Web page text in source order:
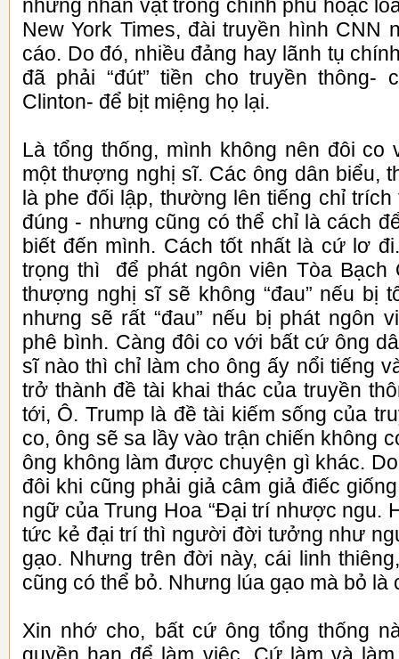
những nhân vật trong chính phủ hoặc
New York Times, đài truyền hình CNN
cáo. Do đó, nhiều đảng hay lãnh tụ
đã phải “đút” tiền cho truyền thông-
Clinton- để bịt miệng họ lại.
Là tổng thống, mình không nên đôi
một thượng nghị sĩ. Các ông dân biểu,
là phe đối lập, thường lên tiếng chỉ
đúng - nhưng cũng có thể chỉ là cách
biết đến mình. Cách tốt nhất là cứ lơ
trọng thì để phát ngôn viên Tòa Bạch
thượng nghị sĩ sẽ không “đau” nếu bị
nhưng sẽ rất “đau” nếu bị phát ngôn
phê bình. Càng đôi co với bất cứ ông
sĩ nào thì chỉ làm cho ông ấy nổi tiếng
trở thành đề tài khai thác của truyền
tới, Ô. Trump là đề tài kiếm sống của
co, ông sẽ sa lầy vào trận chiến không
ông không làm được chuyện gì khác.
đôi khi cũng phải giả câm giả điếc
ngữ của Trung Hoa “Đại trí nhược ngu.
tức kẻ đại trí thì người đời tưởng như
gạo. Nhưng trên đời này, cái linh
cũng có thể bỏ. Nhưng lúa gạo mà bỏ là
Xin nhớ cho, bất cứ ông tổng thống